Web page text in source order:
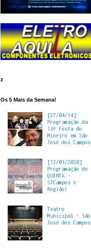
z
Os 5 Mais da Semana!
[27/04/14]
Programação da
13ª Festa do
Mineiro em São
José dos Campos
[12/03/2020]
Programação de
QUINTA -
SJCampos e
Região!
Teatro
Municipal - São
José dos Campos